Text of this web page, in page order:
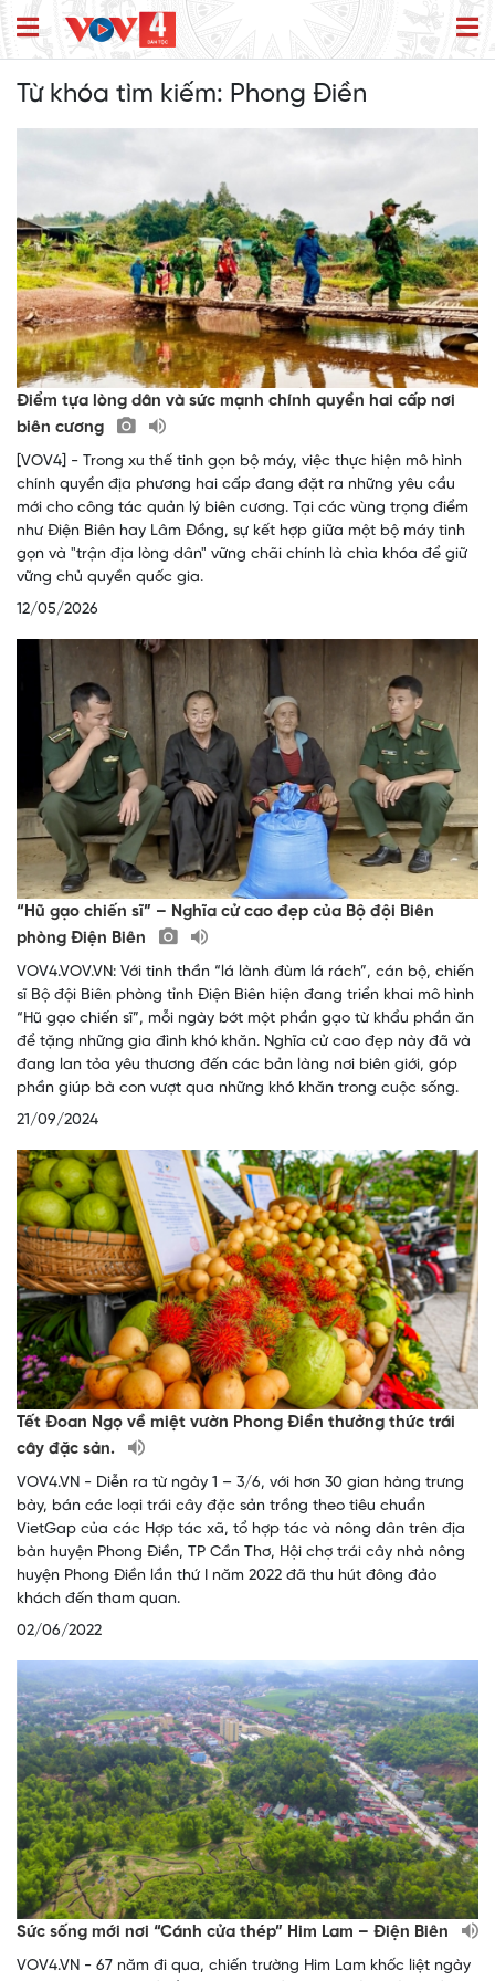
Từ khóa tìm kiếm: Phong Điền
Điểm tựa lòng dân và sức mạnh chính quyền hai cấp nơi
biên cương
[VOV4] - Trong xu thế tinh gọn bộ máy, việc thực hiện mô hình
chính quyền địa phương hai cấp đang đặt ra những yêu cầu
mới cho công tác quản lý biên cương. Tại các vùng trọng điểm
như Điện Biên hay Lâm Đồng, sự kết hợp giữa một bộ máy tinh
gọn và "trận địa lòng dân" vững chãi chính là chìa khóa để giữ
vững chủ quyền quốc gia.
12/05/2026
“Hũ gạo chiến sĩ” – Nghĩa cử cao đẹp của Bộ đội Biên
phòng Điện Biên
VOV4.VOV.VN: Với tinh thần “lá lành đùm lá rách”, cán bộ, chiến
sĩ Bộ đội Biên phòng tỉnh Điện Biên hiện đang triển khai mô hình
“Hũ gạo chiến sĩ”, mỗi ngày bớt một phần gạo từ khẩu phần ăn
để tặng những gia đình khó khăn. Nghĩa cử cao đẹp này đã và
đang lan tỏa yêu thương đến các bản làng nơi biên giới, góp
phần giúp bà con vượt qua những khó khăn trong cuộc sống.
21/09/2024
Tết Đoan Ngọ về miệt vườn Phong Điền thưởng thức trái
cây đặc sản.
VOV4.VN - Diễn ra từ ngày 1 – 3/6, với hơn 30 gian hàng trưng
bày, bán các loại trái cây đặc sản trồng theo tiêu chuẩn
VietGap của các Hợp tác xã, tổ hợp tác và nông dân trên địa
bàn huyện Phong Điền, TP Cần Thơ, Hội chợ trái cây nhà nông
huyện Phong Điền lần thứ I năm 2022 đã thu hút đông đảo
khách đến tham quan.
02/06/2022
Sức sống mới nơi “Cánh cửa thép” Him Lam – Điện Biên
VOV4.VN - 67 năm đi qua, chiến trường Him Lam khốc liệt ngày